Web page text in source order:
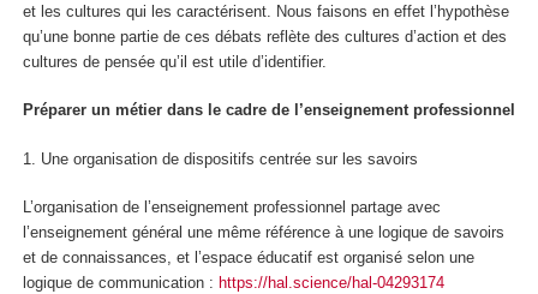
et les cultures qui les caractérisent. Nous faisons en effet l’hypothèse
qu’une bonne partie de ces débats reflète des cultures d’action et des
cultures de pensée qu’il est utile d’identifier.
Préparer un métier dans le cadre de l’enseignement professionnel
1. Une organisation de dispositifs centrée sur les savoirs
L’organisation de l’enseignement professionnel partage avec
l’enseignement général une même référence à une logique de savoirs
et de connaissances, et l’espace éducatif est organisé selon une
logique de communication : https://hal.science/hal-04293174